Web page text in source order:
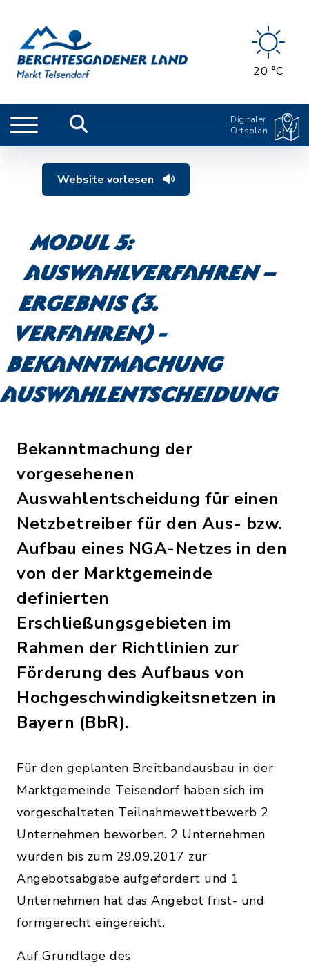
20 °C
Digitaler
Ortsplan
Website vorlesen
Modul 5:
Auswahlverfahren –
Ergebnis (3.
Verfahren) -
Bekanntmachung
Auswahlentscheidung
Bekanntmachung der
vorgesehenen
Auswahlentscheidung für einen
Netzbetreiber für den Aus- bzw.
Aufbau eines NGA-Netzes in den
von der Marktgemeinde
definierten
Erschließungsgebieten im
Rahmen der Richtlinien zur
Förderung des Aufbaus von
Hochgeschwindigkeitsnetzen in
Bayern (BbR).
Für den geplanten Breitbandausbau in der
Marktgemeinde Teisendorf haben sich im
vorgeschalteten Teilnahmewettbewerb 2
Unternehmen beworben. 2 Unternehmen
wurden bis zum 29.09.2017 zur
Angebotsabgabe aufgefordert und 1
Unternehmen hat das Angebot frist- und
formgerecht eingereicht.
Auf Grundlage des